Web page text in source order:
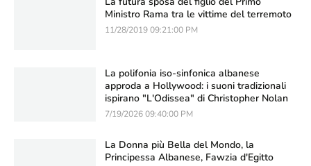
Ministro Rama tra le vittime del terremoto
11/28/2019 09:21:00 PM
La polifonia iso-sinfonica albanese
approda a Hollywood: i suoni tradizionali
ispirano "L'Odissea" di Christopher Nolan
7/19/2026 09:40:00 PM
La Donna più Bella del Mondo, la
Principessa Albanese, Fawzia d'Egitto